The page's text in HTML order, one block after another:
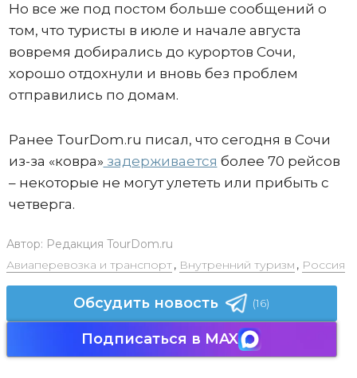
Но все же под постом больше сообщений о
том, что туристы в июле и начале августа
вовремя добирались до курортов Сочи,
хорошо отдохнули и вновь без проблем
отправились по домам.
Ранее TourDom.ru писал, что сегодня в Сочи
из-за «ковра» задерживается более 70 рейсов
– некоторые не могут улететь или прибыть с
четверга.
Автор: Редакция TourDom.ru
Авиаперевозка и транспорт, Внутренний туризм , Россия
Обсудить новость (16)
Подписаться в MAX